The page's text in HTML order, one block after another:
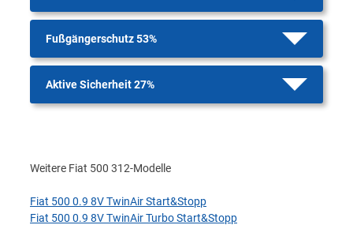
Fußgängerschutz 53%
Aktive Sicherheit 27%
Weitere Fiat 500 312-Modelle
Fiat 500 0.9 8V TwinAir Start&Stopp
Fiat 500 0.9 8V TwinAir Turbo Start&Stopp